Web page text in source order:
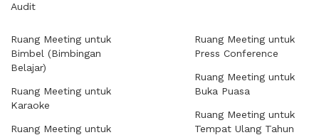
Audit
Ruang Meeting untuk
Bimbel (Bimbingan
Belajar)
Ruang Meeting untuk
Karaoke
Ruang Meeting untuk
Ruang Meeting untuk
Press Conference
Ruang Meeting untuk
Buka Puasa
Ruang Meeting untuk
Tempat Ulang Tahun